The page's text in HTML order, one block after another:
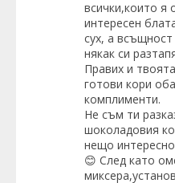
всички,които я
интересен
сух, а
някак си
Правих и
готови кори
комплименти.
Не съм ти
шоколадовия
нещо
😊 След като